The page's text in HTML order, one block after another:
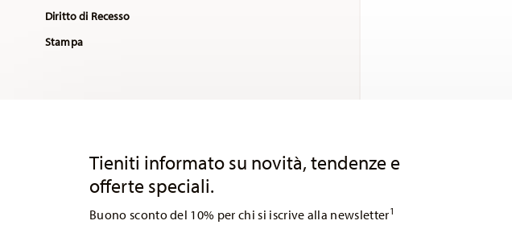
Diritto di Recesso
Stampa
Tieniti informato su novità, tendenze e
offerte speciali.
Buono sconto del 10% per chi si iscrive alla newsletter1